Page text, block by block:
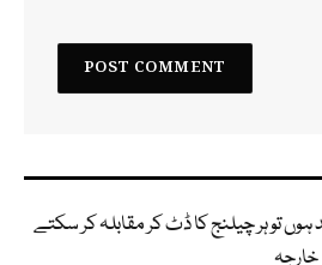
تو ہر چیلنج کا ڈٹ کر مقابلہ کر سکتے
خارجہ